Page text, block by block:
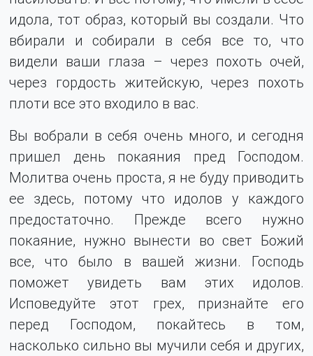
идола, тот образ, который вы создали. Что
вбирали и собирали в себя все то, что
видели ваши глаза – через похоть очей,
через гордость житейскую, через похоть
плоти все это входило в вас.
Вы вобрали в себя очень много, и сегодня
пришел день покаяния пред Господом.
Молитва очень проста, я не буду приводить
ее здесь, потому что идолов у каждого
предостаточно. Прежде всего нужно
покаяние, нужно вынести во свет Божий
все, что было в вашей жизни. Господь
поможет увидеть вам этих идолов.
Исповедуйте этот грех, признайте его
перед Господом, покайтесь в том,
насколько сильно вы мучили себя и других,